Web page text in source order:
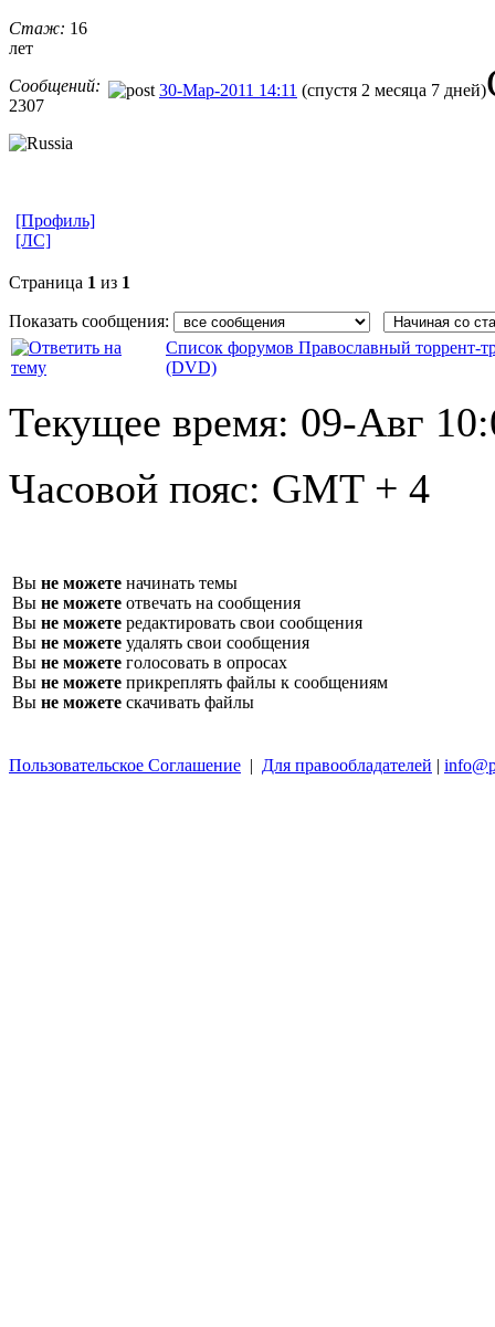
Стаж: 16
лет
Сообщений:
2307
30-Мар-2011 14:11 (спустя 2 месяца 7 дней)
[Профиль]
[ЛС]
Страница 1 из 1
Показать сообщения:
Список форумов Православный торрент-
(DVD)
Текущее время: 09-Авг
Часовой пояс: GMT + 4
Вы не можете начинать темы
Вы не можете отвечать на сообщения
Вы не можете редактировать свои сообщения
Вы не можете удалять свои сообщения
Вы не можете голосовать в опросах
Вы не можете прикреплять файлы к сообщениям
Вы не можете скачивать файлы
Пользовательское Соглашение | Для правообладателей |